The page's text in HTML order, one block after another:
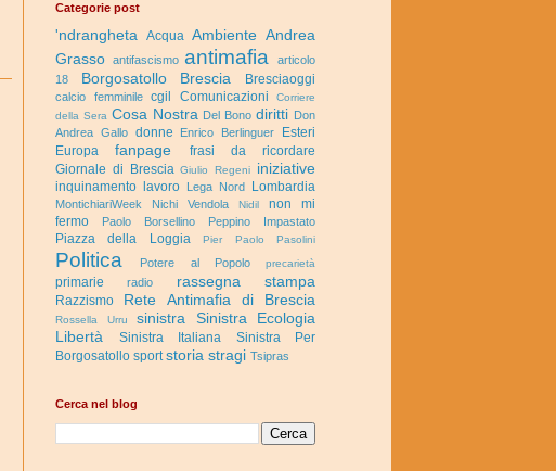
Categorie post
'ndrangheta Acqua Ambiente Andrea
Grasso antifascismo antimafia
articolo
18
Borgosatollo Brescia Bresciaoggi
calcio femminile cgil Comunicazioni
Corriere
della Sera Cosa Nostra Del Bono diritti Don
Andrea Gallo donne Enrico Berlinguer
Esteri
Europa
fanpage
frasi da ricordare
Giornale di Brescia Giulio Regeni iniziative
inquinamento lavoro Lega Nord Lombardia
MontichiariWeek Nichi Vendola Nidil
non mi
fermo
Paolo Borsellino Peppino Impastato
Piazza della Loggia Pier Paolo Pasolini
Politica Potere al Popolo precarietà
primarie radio rassegna stampa
Razzismo Rete Antimafia di Brescia
Rossella Urru sinistra
Sinistra Ecologia
Libertà
Sinistra Italiana
Sinistra Per
Borgosatollo sport storia stragi Tsipras
Cerca nel blog